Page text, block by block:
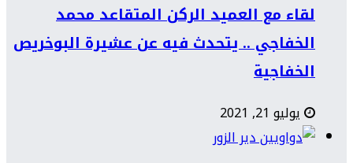
لقاء مع العميد الركن المتقاعد محمد
الخفاجي .. يتحدث فيه عن عشيرة البوخريص
الخفاجية
يوليو 21, 2021